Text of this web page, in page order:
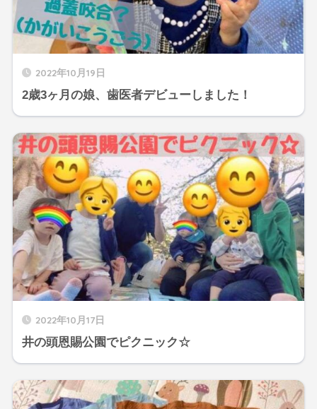
2022年10月19日
2歳3ヶ月の娘、歯医者デビューしました！
2022年10月17日
井の頭恩賜公園でピクニック☆